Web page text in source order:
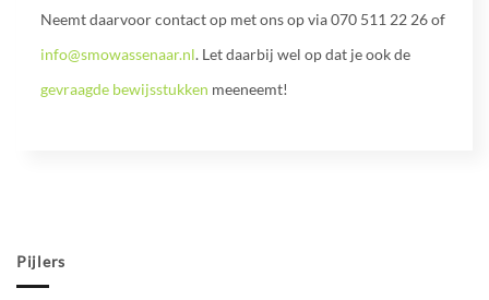
Pijlers
Neemt daarvoor contact op met ons op via 070 511 22 26 of
info@smowassenaar.nl. Let daarbij wel op dat je ook de
gevraagde bewijsstukken meeneemt!